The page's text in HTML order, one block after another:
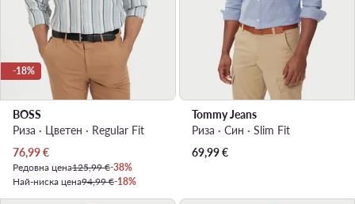
-18%
BOSS
Риза · Цветен · Regular Fit
Актуална цена
76,99€
Редовна цена125,99 €-38%
Най-ниска цена94,99 €-18%
Tommy Jeans
Риза · Син · Slim Fit
69,99€